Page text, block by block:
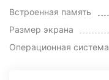
Встроенная память
Размер экрана
Операционная система